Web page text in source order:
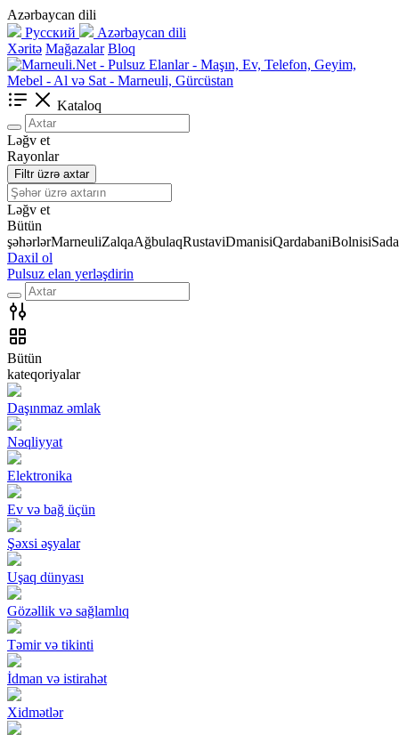
Azərbaycan dili
Русский
Azərbaycan dili
Xəritə Mağazalar Bloq
Kataloq
Ləğv et
Rayonlar
Filtr üzrə axtar
Ləğv et
Bütün
şəhərlərMarneuliZalqaAğbulaqRustaviDmanisiQardabaniBolnisi
Daxil ol
Pulsuz elan yerləşdirin
Bütün
kateqoriyalar
Daşınmaz əmlak
Nəqliyyat
Elektronika
Ev və bağ üçün
Şəxsi əşyalar
Uşaq dünyası
Gözəllik və sağlamlıq
Təmir və tikinti
İdman və istirahət
Xidmətlər